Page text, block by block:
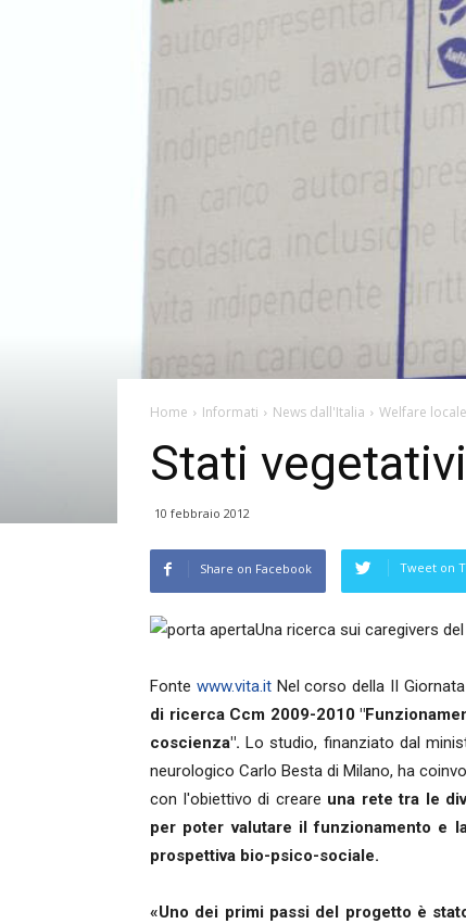
Home Informati News dall'Italia Welfare locale
Stati
10 febbraio 2012
Share on Facebook Tweet on
Una ricerca sui caregivers
Fonte www.vita.itNel corso della II
di ricerca Ccm 2009-2010
coscienza". Lo studio, finanziato dal
neurologico Carlo Besta di Milano, ha
con l'obiettivo di creare una rete tra le
per poter valutare il funzionamento e
prospettiva bio-psico-sociale.
«Uno dei primi passi del progetto è